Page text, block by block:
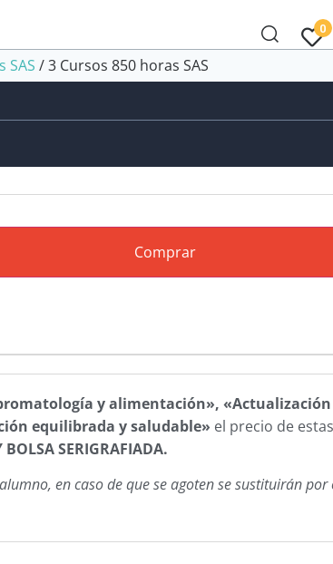
0
SAS / 3 Cursos 850 horas SAS
Comprar
y alimentación»,
equilibrada y saludable» el precio de
SERIGRAFIADA.
en caso de que se agoten se sustituirán